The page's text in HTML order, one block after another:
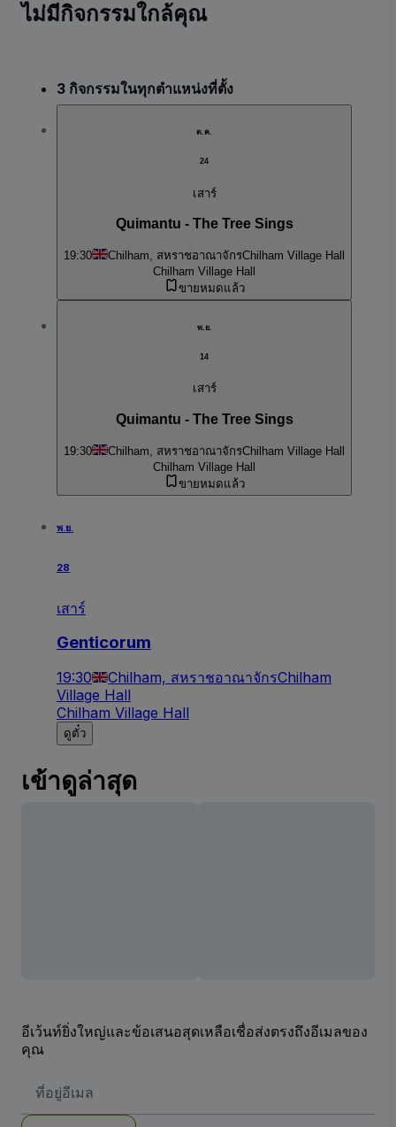
ไม่มีกิจกรรมใกล้คุณ
3 กิจกรรมในทุกตำแหน่งที่ตั้ง
ต.ค.
24
เสาร์
Quimantu - The Tree Sings
19:30 Chilham, สหราชอาณาจักรChilham Village Hall
Chilham Village Hall
ขายหมดแล้ว
พ.ย.
14
เสาร์
Quimantu - The Tree Sings
19:30 Chilham, สหราชอาณาจักรChilham Village Hall
Chilham Village Hall
ขายหมดแล้ว
พ.ย.
28
เสาร์
Genticorum
19:30 Chilham, สหราชอาณาจักรChilham
Village Hall
Chilham Village Hall
ดูตั๋ว
เข้าดูล่าสุด
อีเว้นท์ยิ่งใหญ่และข้อเสนอสุดเหลือเชื่อส่งตรงถึงอีเมลของ
คุณ
อยู่